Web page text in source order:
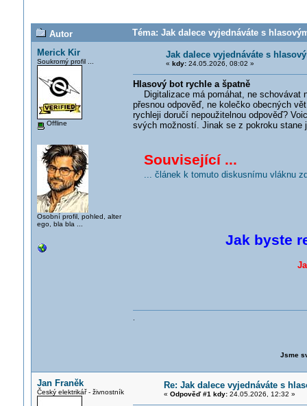
Autor
Téma: Jak dalece vyjednáváte s
Merick Kir
Soukromý profil ...
Offline
Osobní profil, pohled, alter
ego, bla bla ...
Jak dalece vyjednáváte s
« kdy:24.05.2026, 08:02 »
Hlasový bot rychle a špatně
Digitalizace má pomáhat, ne schovávat
přesnou odpověď, ne kolečko obecných
rychleji doručí nepoužitelnou odpověď?
svých možností. Jinak se z pokroku stane
Související ...
... článek k tomuto diskusnímu vláknu
Jak byste
Jsme
Jan Franěk
Český elektrikář - živnostník
Re: Jak dalece vyjednáváte s
« Odpověď #1 kdy:24.05.2026, 12:32 »